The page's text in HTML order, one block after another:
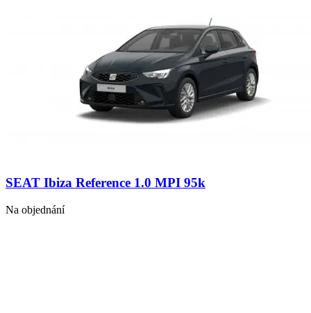
SEAT Ibiza Reference 1.0 MPI 95k
Na objednání